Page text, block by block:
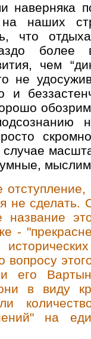
наверняка
на наших
что
более
чем
не
и
не сделать.
название
-
вопросу
его
в виду
на